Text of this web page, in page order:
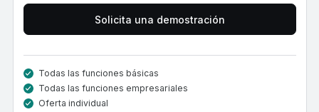
Solicita una demostración
Todas las funciones básicas
Todas las funciones empresariales
Oferta individual